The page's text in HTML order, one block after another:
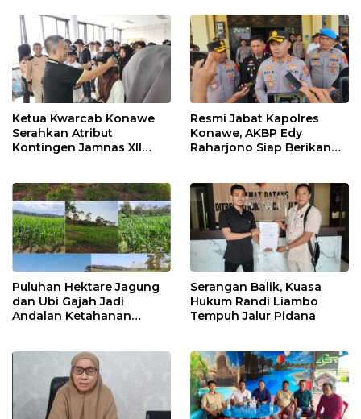
Ketua Kwarcab Konawe
Serahkan Atribut
Kontingen Jamnas XII
Resmi Jabat Kapolres
Konawe, AKBP Edy
Raharjono Siap Berikan
Puluhan Hektare Jagung
dan Ubi Gajah Jadi
Andalan Ketahanan
Serangan Balik, Kuasa
Hukum Randi Liambo
Tempuh Jalur Pidana